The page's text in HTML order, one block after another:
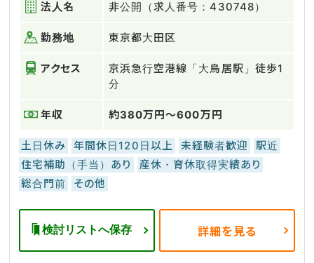
法人名 非公開（求人番号：430748）
勤務地 東京都大田区
アクセス
京浜急行空港線「大鳥居駅」徒歩1
分
年収 約380万円～600万円
土日休み 年間休日120日以上 未経験者歓迎
駅近
住宅補助（手当）あり
産休・育休取得実績あり
総合門前
その他
検討リストへ保存 詳細を見る